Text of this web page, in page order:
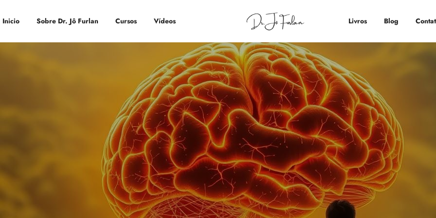
Inicio Sobre Dr. Jô Furlan Cursos Vídeos Livros Blog